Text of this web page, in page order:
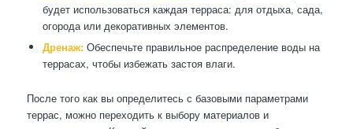
будет использоваться каждая терраса: для отдыха, сада,
огорода или декоративных элементов.
Дренаж:Обеспечьте правильное распределение воды на
террасах, чтобы избежать застоя влаги.
После того как вы определитесь с базовыми параметрами
террас, можно переходить к выбору материалов и